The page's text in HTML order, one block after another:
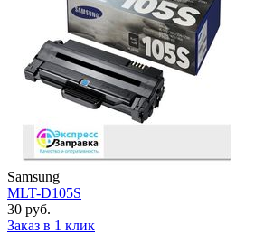
Samsung
MLT-D105S
30 руб.
Заказ в 1 клик